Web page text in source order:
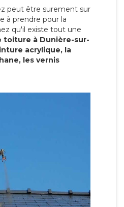
peut être surement sur
à prendre pour la
qu'il existe tout une
toiture à Dunière-sur-
acrylique, la
les vernis